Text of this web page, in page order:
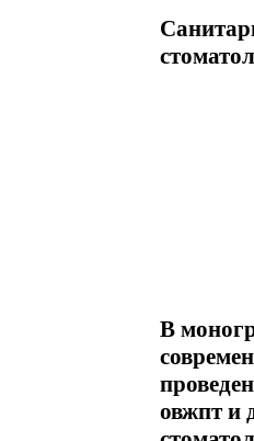
В
овжпт и